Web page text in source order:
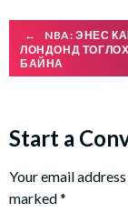
Post
←
NBA: ЭНЕС
ЛОНДОНД
БАЙНА
Start a
Your email
marked*